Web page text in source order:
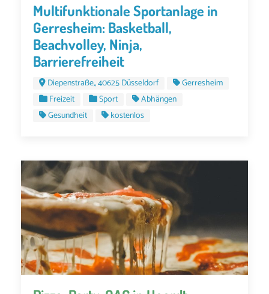
Multifunktionale Sportanlage in
Gerresheim: Basketball,
Beachvolley, Ninja,
Barrierefreiheit
Diepenstraße,, 40625 Düsseldorf
Gerresheim
Freizeit
Sport
Abhängen
Gesundheit
kostenlos